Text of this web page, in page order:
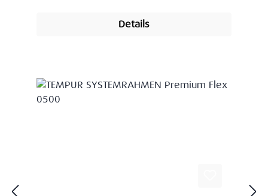
Details